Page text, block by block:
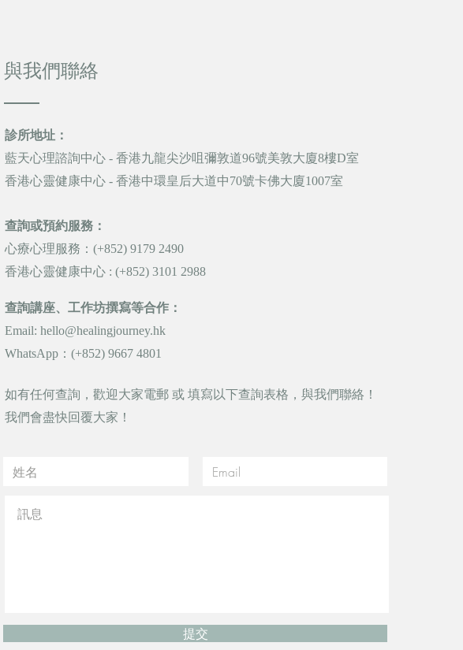
與我們聯絡
診所地址：
藍天心理諮詢中心 - 香港九龍尖沙咀彌敦道96號美敦大廈8樓D室
香港心靈健康中心 - 香港中環皇后大道中70號卡佛大廈1007室
查詢或預約服務：
心療心理服務：(+852) 9179 2490
香港心靈健康中心 : (+852) 3101 2988
查詢講座、工作坊撰寫等合作：
Email: hello@healingjourney.hk
WhatsApp：(+852) 9667 4801
如有任何查詢，歡迎大家電郵 或 填寫以下查詢表格，與我們聯絡！
我們會盡快回覆大家！
提交